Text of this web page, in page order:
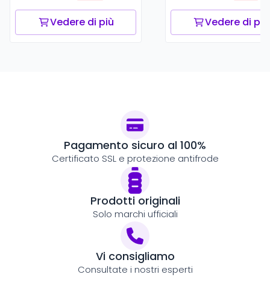
Vedere di più Vedere di più
Pagamento sicuro al 100%
Certificato SSL e protezione antifrode
Prodotti originali
Solo marchi ufficiali
Vi consigliamo
Consultate i nostri esperti